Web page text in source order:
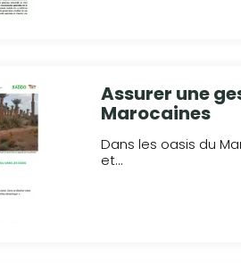
Assurer une
Marocaines
Dans les oasis du
et...